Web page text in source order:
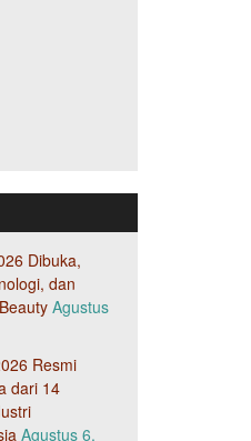
Dibuka,
dan
Agustus
Resmi
dari 14
Agustus 6,